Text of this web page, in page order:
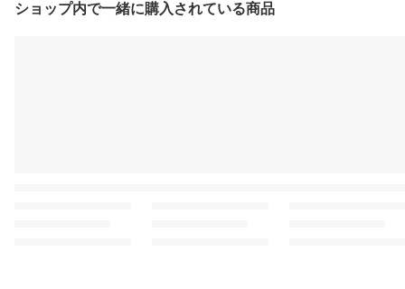
ショップ内で一緒に購入されている商品